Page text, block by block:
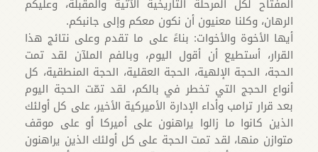
المفتاح لكل المرحلة التاريخية الآتية والمقبلة، وعليكم
الرهان، وكلنا معنيون أن نكون معكم وإلى جانبكم.
أيها الأخوة والأخوات: بناءً على ما تقدم وعلى نتائج هذا
القرار، أستطيع أن أقول اليوم، وبالفم الملآن لقد تمت
الحجة، الحجة الإلهية، الحجة العقلية، الحجة المنطقية، كل
أنواع الحجج التي تخطر في بالكم، لقد تمّت الحجة اليوم
بعد قرار ترامب وأداء الإدارة الأميركية الأخير، على كل أولئك
الذين كانوا ما زالوا يراهنون على أميركا أو على موقف
متوازن منها، لقد تمت الحجة على كل أولئك الذين يراهنون